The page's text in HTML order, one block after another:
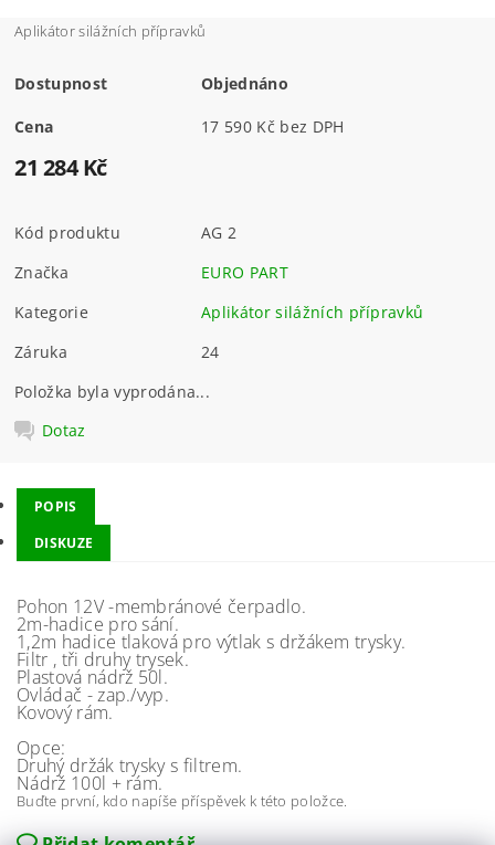
Aplikátor silážních přípravků
Dostupnost Objednáno
Cena 17 590 Kč bez DPH
21 284 Kč
Kód produktu
AG 2
Značka
EURO PART
Kategorie
Aplikátor silážních přípravků
Záruka
24
Položka byla vyprodána...
Dotaz
POPIS
DISKUZE
Pohon 12V -membránové čerpadlo.
2m-hadice pro sání.
1,2m hadice tlaková pro výtlak s držákem trysky.
Filtr , tři druhy trysek.
Plastová nádrž 50l.
Ovládač - zap./vyp.
Kovový rám.
Opce:
Druhý držák trysky s filtrem.
Nádrž 100l + rám.
Buďte první, kdo napíše příspěvek k této položce.